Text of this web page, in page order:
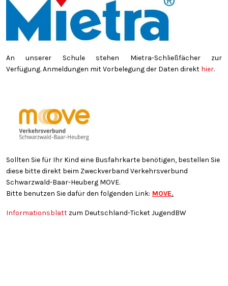
An unserer Schule stehen Mietra-Schließfächer zur
Verfügung. Anmeldungen mit Vorbelegung der Daten direkt hier.
Sollten Sie für Ihr Kind eine Busfahrkarte benötigen, bestellen Sie
diese bitte direkt beim Zweckverband Verkehrsverbund
Schwarzwald-Baar-Heuberg MOVE.
Bitte benutzen Sie dafür den folgenden Link: MOVE.
Informationsblatt zum Deutschland-Ticket JugendBW